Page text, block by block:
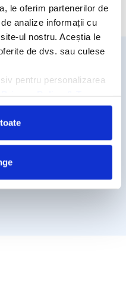
le oferim partenerilor de
analize informații cu
ul nostru. Aceștia le
de dvs. sau culese
pentru personalizarea